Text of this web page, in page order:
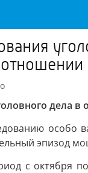
дела
особо
эпизод
с октября